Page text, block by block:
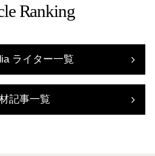
Ranking
ライター一覧
記事一覧